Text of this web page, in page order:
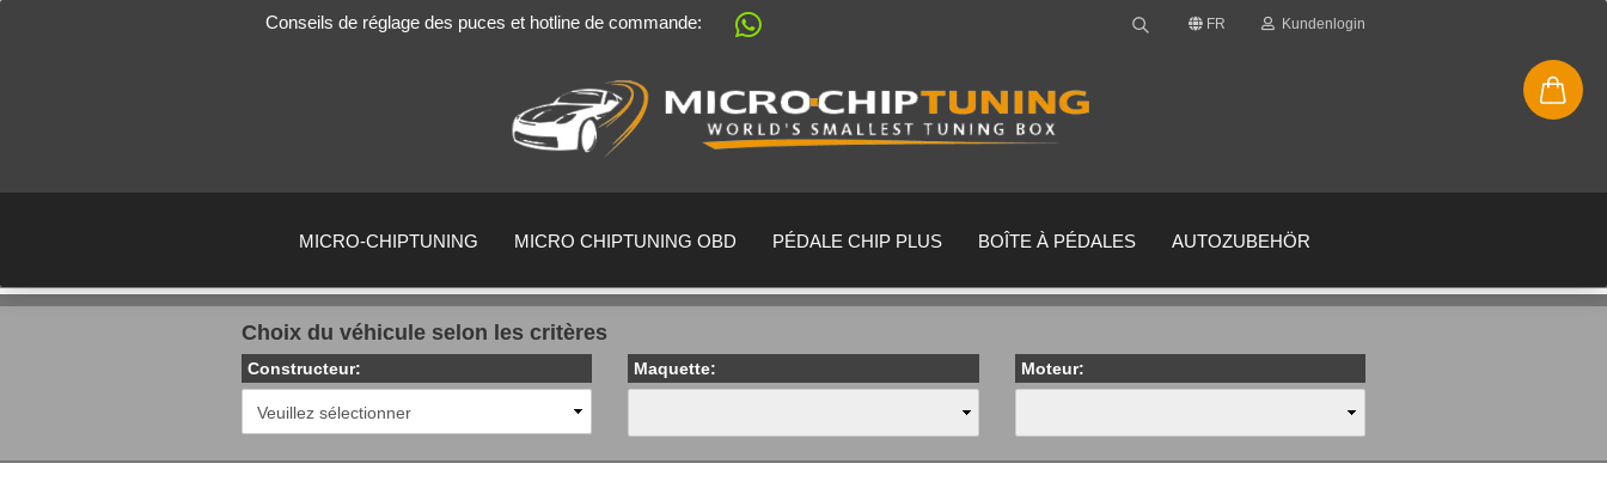
Conseils de réglage des puces et hotline de commande: FR
Sprache auswählen
Kundenlogin
Mot de passe oublié?
MICRO-CHIPTUNING MICRO CHIPTUNING OBD PÉDALE CHIP PLUS BOÎTE À PÉDALES AUTOZUBEHÖR
Choix du véhicule selon les critères
Constructeur: Maquette: Moteur: